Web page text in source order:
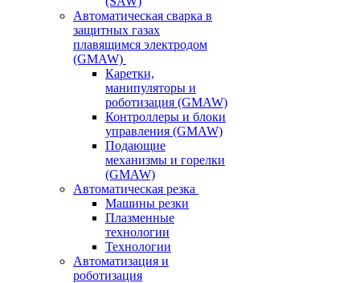
Автоматическая сварка в
защитных газах
плавящимся электродом
(GMAW)
Каретки,
манипуляторы и
роботизация (GMAW)
Контроллеры и блоки
управления (GMAW)
Подающие
механизмы и горелки
(GMAW)
Автоматическая резка
Машины резки
Плазменные
технологии
Технологии
Автоматизация и
роботизация